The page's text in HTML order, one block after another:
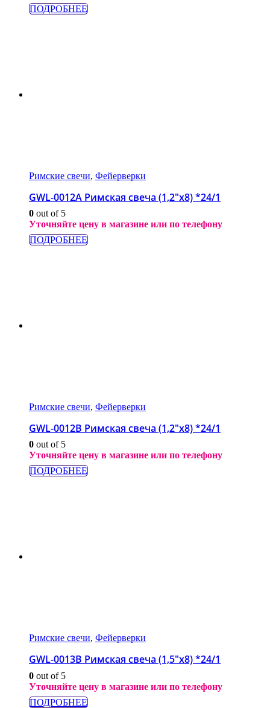
ПОДРОБНЕЕ
Римские свечи, Фейерверки
GWL-0012A Римская свеча (1,2″х8) *24/1
0 out of 5
Уточняйте цену в магазине или по телефону
ПОДРОБНЕЕ
Римские свечи, Фейерверки
GWL-0012B Римская свеча (1,2″х8) *24/1
0 out of 5
Уточняйте цену в магазине или по телефону
ПОДРОБНЕЕ
Римские свечи, Фейерверки
GWL-0013B Римская свеча (1,5″х8) *24/1
0 out of 5
Уточняйте цену в магазине или по телефону
ПОДРОБНЕЕ